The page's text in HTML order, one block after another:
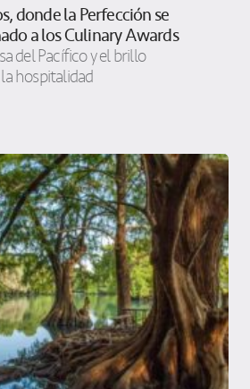
donde la Perfección se
a los Culinary Awards
del Pacífico y el brillo
hospitalidad